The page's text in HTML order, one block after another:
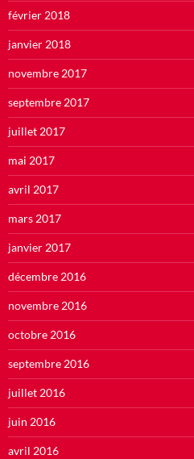
février 2018
janvier 2018
novembre 2017
septembre 2017
juillet 2017
mai 2017
avril 2017
mars 2017
janvier 2017
décembre 2016
novembre 2016
octobre 2016
septembre 2016
juillet 2016
juin 2016
avril 2016